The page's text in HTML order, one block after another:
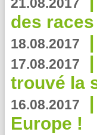
des
18.08.2017 |
17.08.2017 |
trouvé la
16.08.2017 |
Europe !